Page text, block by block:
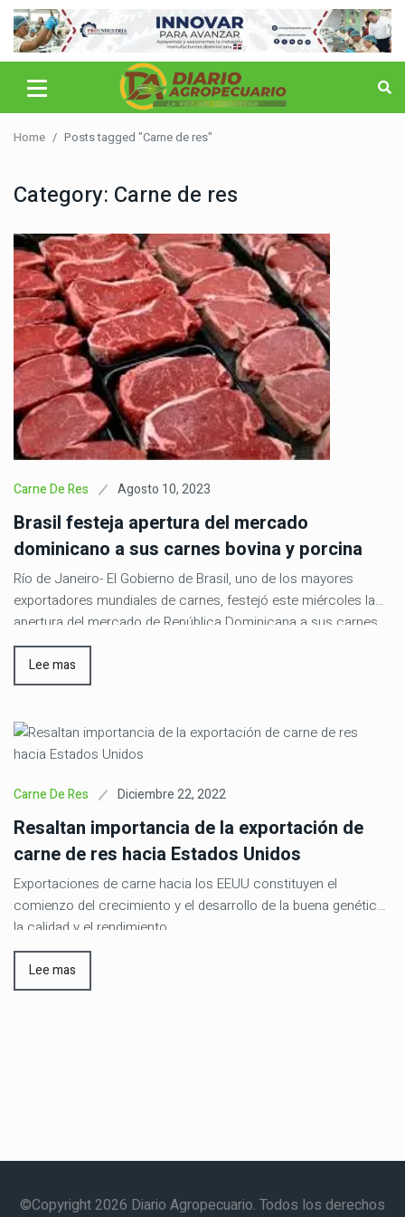
Home Posts tagged "Carne de res"
Category: Carne de res
Carne De Res Agosto 10, 2023
Brasil festeja apertura del mercado
dominicano a sus carnes bovina y porcina
Río de Janeiro- El Gobierno de Brasil, uno de los mayores
exportadores mundiales de carnes, festejó este miércoles la
apertura del mercado de República Dominicana a sus carnes
bovina y porcina por tratarse del segundo mayor mercado de
Centroamérica y el Caribe y contar con una demanda anual de
unas 120.000 toneladas. El Ministerio de Agricultura […]
Lee mas
Carne De Res Diciembre 22, 2022
Resaltan importancia de la exportación de
carne de res hacia Estados Unidos
Exportaciones de carne hacia los EEUU constituyen el
comienzo del crecimiento y el desarrollo de la buena genética,
la calidad y el rendimiento
Lee mas
©Copyright 2026 Diario Agropecuario. Todos los derechos